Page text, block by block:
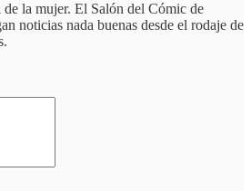
de la mujer. El Salón del Cómic de
noticias nada buenas desde el rodaje de